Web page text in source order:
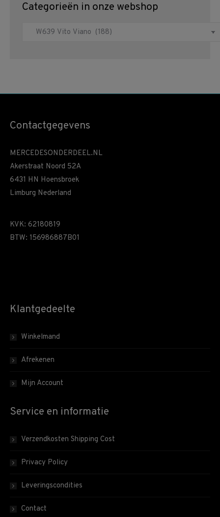
Categorieën in onze webshop
Contactgegevens
MERCEDESONDERDEEL.NL
Akerstraat Noord 52A
6431 HN Hoensbroek
Limburg Nederland
KVK: 62180819
BTW: 156986887B01
Klantgedeelte
Winkelmand
Afrekenen
Mijn Account
Service en informatie
Verzendkosten Shipping Cost
Privacy Policy
Leveringscondities
Contact